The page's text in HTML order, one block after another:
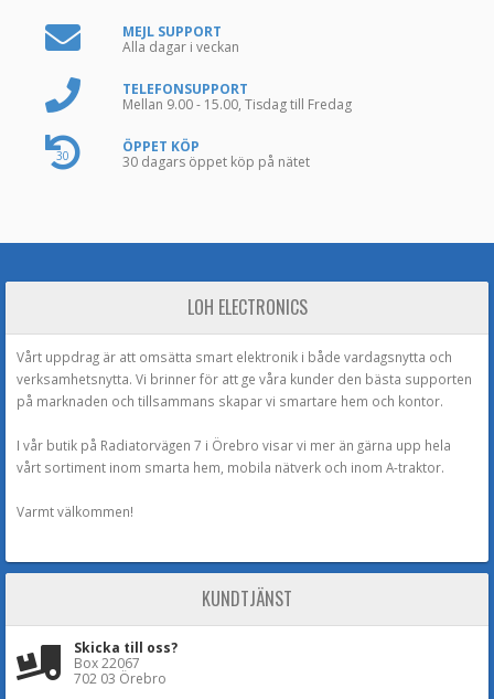
MEJL SUPPORT
Alla dagar i veckan
TELEFONSUPPORT
Mellan 9.00 - 15.00, Tisdag till Fredag
30
ÖPPET KÖP
30 dagars öppet köp på nätet
LOH ELECTRONICS
Vårt uppdrag är att omsätta smart elektronik i både vardagsnytta och
verksamhetsnytta. Vi brinner för att ge våra kunder den bästa supporten
på marknaden och tillsammans skapar vi smartare hem och kontor.
I vår butik på Radiatorvägen 7 i Örebro visar vi mer än gärna upp hela
vårt sortiment inom smarta hem, mobila nätverk och inom A-traktor.
Varmt välkommen!
KUNDTJÄNST
Skicka till oss?
Box 22067
702 03 Örebro